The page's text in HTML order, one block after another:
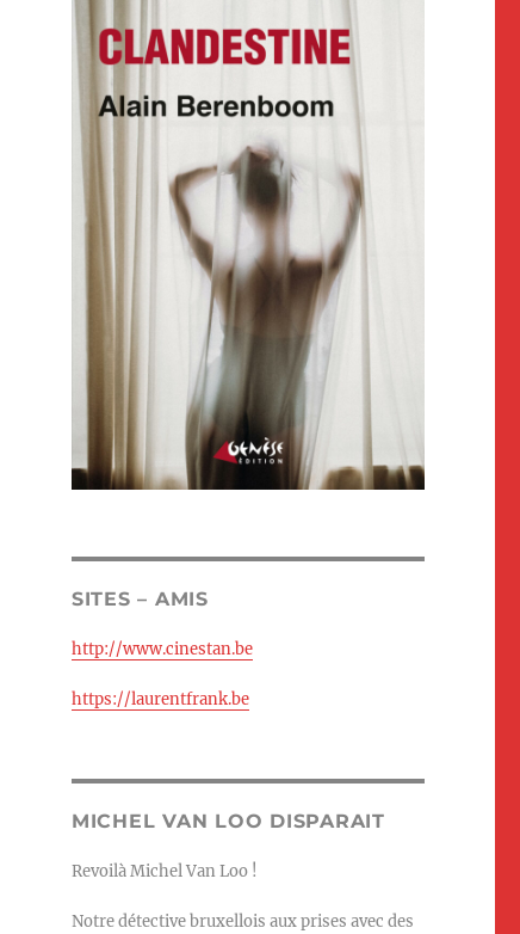
SITES – AMIS
http://www.cinestan.be
https://laurentfrank.be
MICHEL VAN LOO DISPARAIT
Revoilà Michel Van Loo !
Notre détective bruxellois aux prises avec des